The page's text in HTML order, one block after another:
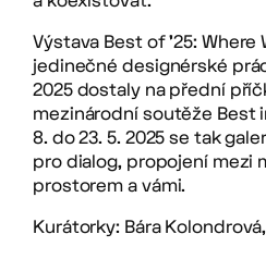
Výstava Best of ’25:
jedinečné designérské
2025 dostaly na přední
mezinárodní soutěže Best
8. do 23. 5. 2025 se tak
pro dialog, propojení mezi
prostorem a vámi.
Kurátorky: Bára